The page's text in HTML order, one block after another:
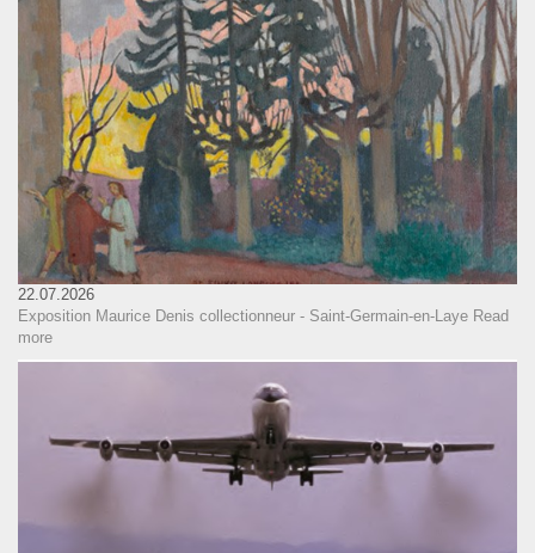
22.07.2026
Exposition Maurice Denis collectionneur - Saint-Germain-en-Laye Read
more